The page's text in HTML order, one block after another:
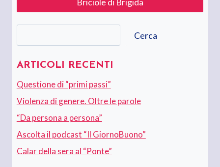
MAI
Cerca
ARTICOLI RECENTI
Questione di “primi passi”
Violenza di genere. Oltre le parole
“Da persona a persona”
Ascolta il podcast “Il GiornoBuono”
Calar della sera al “Ponte”